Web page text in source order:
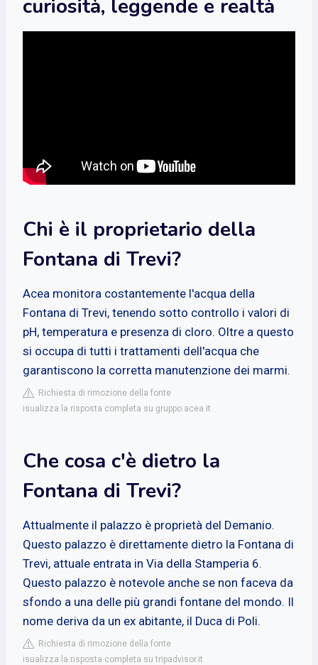
curiosità, leggende e realtà
Chi è il proprietario della
Fontana di Trevi?
Acea monitora costantemente l'acqua della
Fontana di Trevi, tenendo sotto controllo i valori di
pH, temperatura e presenza di cloro. Oltre a questo
si occupa di tutti i trattamenti dell'acqua che
garantiscono la corretta manutenzione dei marmi.
Richiesta di rimozione della fonte
isualizza la risposta completa su gruppo.acea.it
Che cosa c'è dietro la
Fontana di Trevi?
Attualmente il palazzo è proprietà del Demanio.
Questo palazzo è direttamente dietro la Fontana di
Trevi, attuale entrata in Via della Stamperia 6.
Questo palazzo è notevole anche se non faceva da
sfondo a una delle più grandi fontane del mondo. Il
nome deriva da un ex abitante, il Duca di Poli.
Richiesta di rimozione della fonte
isualizza la risposta completa su tripadvisor.it